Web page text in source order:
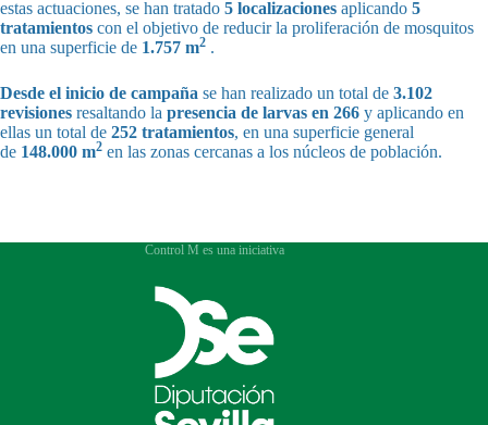
estas actuaciones, se han tratado 5 localizaciones aplicando 5
tratamientos con el objetivo de reducir la proliferación de mosquitos
en una superficie de 1.757 m2 .
Desde el inicio de campaña se han realizado un total de 3.102
revisiones resaltando la presencia de larvas en 266 y aplicando en
ellas un total de 252 tratamientos, en una superficie general
de 148.000 m2 en las zonas cercanas a los núcleos de población.
Control M es una iniciativa